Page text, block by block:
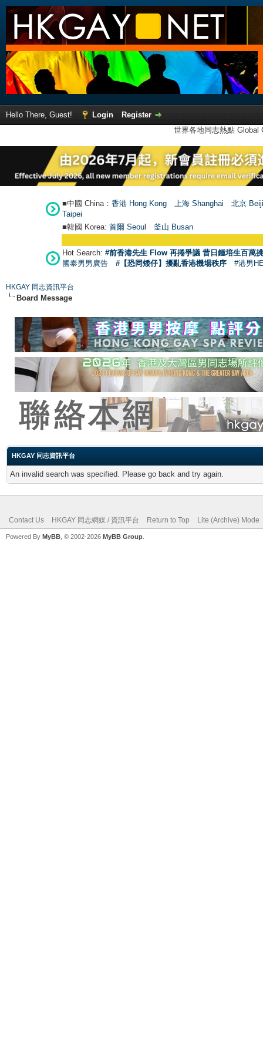
Hello There, Guest! Login
Register
世界各地同志熱點
■中國 China： 香港 Hong Kong 上海 Shanghai
北京
Taipei
■韓國 Korea: 首爾 Seoul 釜山 Busan
Hot Search: #前香港先生 Flow 再捲爭議 昔日鍾培生百萬
國泰男男廣告
#【恐同矮仔】擾亂香港機場秩序 #港男
HKGAY 同志資訊平台
Board Message
HKGAY 同志資訊平台
An invalid search was specified. Please go back and try again.
Contact Us HKGAY 同志網媒 / 資訊平台 Return to Top Lite (Archive) Mode
Powered By MyBB , © 2002-2026 MyBB Group